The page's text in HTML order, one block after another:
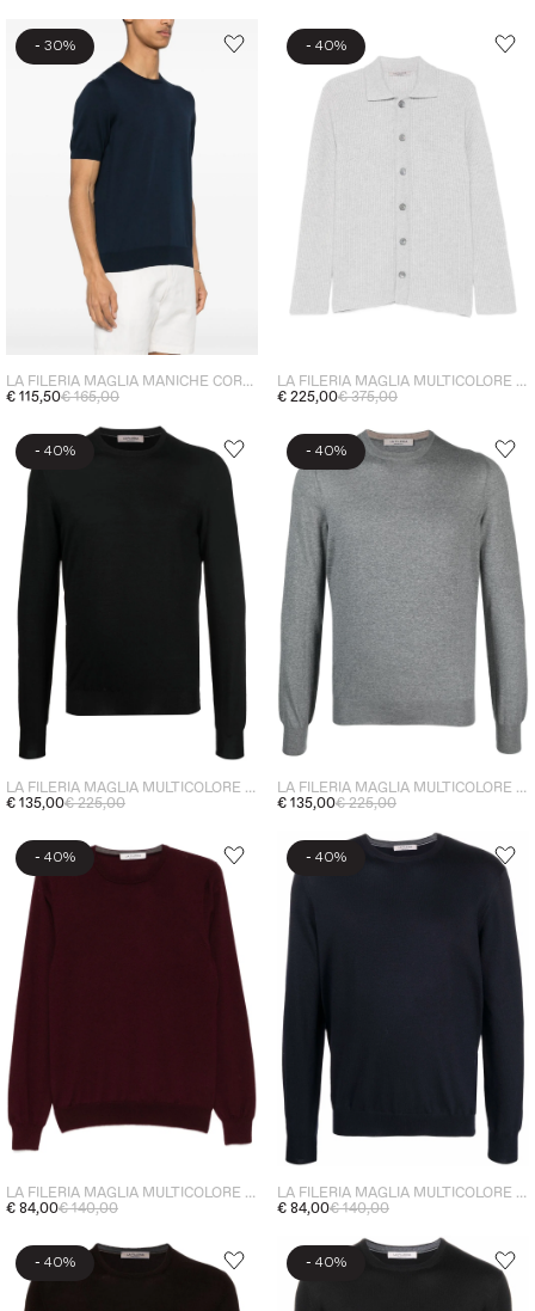
- 30%
LA FILERIA MAGLIA MANICHE CORTE UOMO BLU
€ 115,50€ 165,00
- 40%
LA FILERIA MAGLIA MULTICOLORE UOMO
€ 225,00€ 375,00
- 40%
LA FILERIA MAGLIA MULTICOLORE UOMO
€ 135,00€ 225,00
- 40%
LA FILERIA MAGLIA MULTICOLORE UOMO
€ 135,00€ 225,00
- 40%
LA FILERIA MAGLIA MULTICOLORE UOMO
€ 84,00€ 140,00
- 40%
LA FILERIA MAGLIA MULTICOLORE UOMO
€ 84,00€ 140,00
- 40% - 40%